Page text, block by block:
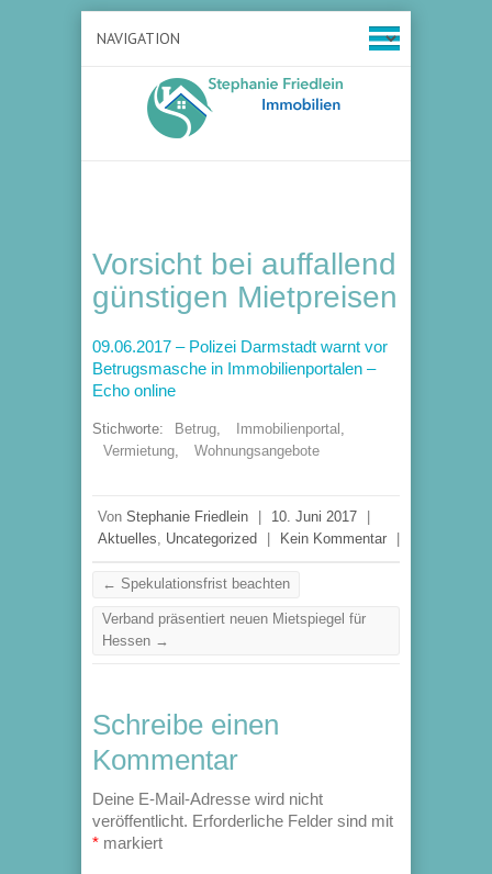
Vorsicht bei auffallend
günstigen Mietpreisen
09.06.2017 – Polizei Darmstadt warnt vor
Betrugsmasche in Immobilienportalen –
Echo online
Stichworte: Betrug, Immobilienportal ,
Vermietung, Wohnungsangebote
Von Stephanie Friedlein 10. Juni 2017
Aktuelles, Uncategorized Kein Kommentar
← Spekulationsfrist beachten
Verband präsentiert neuen Mietspiegel für
Hessen →
Schreibe einen
Kommentar
Deine E-Mail-Adresse wird nicht
veröffentlicht. Erforderliche Felder sind mit
* markiert